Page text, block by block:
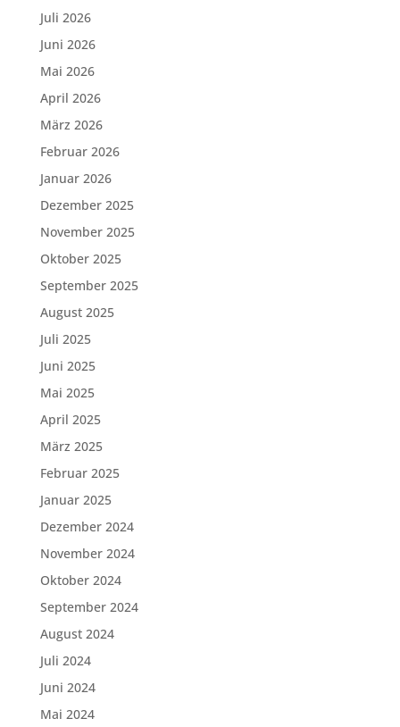
Juli 2026
Juni 2026
Mai 2026
April 2026
März 2026
Februar 2026
Januar 2026
Dezember 2025
November 2025
Oktober 2025
September 2025
August 2025
Juli 2025
Juni 2025
Mai 2025
April 2025
März 2025
Februar 2025
Januar 2025
Dezember 2024
November 2024
Oktober 2024
September 2024
August 2024
Juli 2024
Juni 2024
Mai 2024